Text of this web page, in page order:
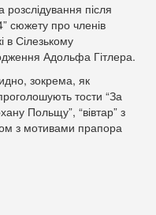
розслідування після
сюжету про членів
в Сілезькому
Адольфа Гітлера.
зокрема, як
тости “За
Польщу”, “вівтар” з
з мотивами прапора